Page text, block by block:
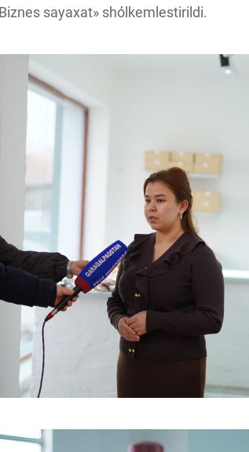
sayaxat» shólkemlestirildi.